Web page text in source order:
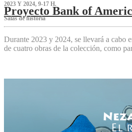
2023 Y 2024, 9-17 H.
Proyecto Bank of
S‌alas de historia
Durante 2023 y 2024, se llevará a cabo
de cuatro obras de la colección, como